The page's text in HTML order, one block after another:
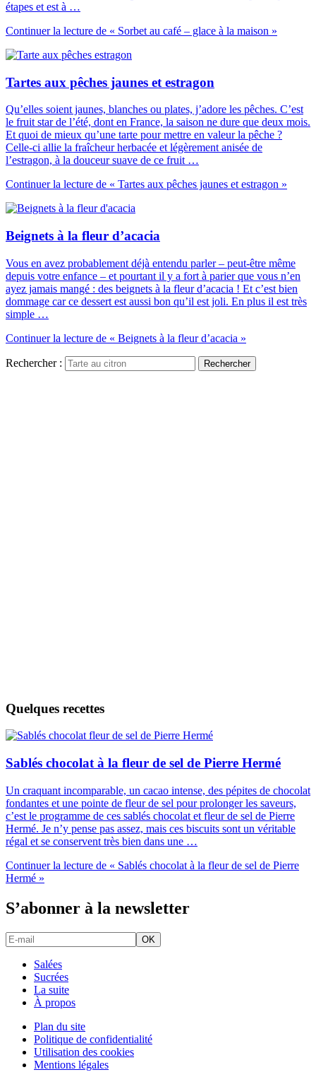
étapes et est à …
Continuer la lecture de « Sorbet au café – glace à la maison »
Tartes aux pêches jaunes et estragon
Qu’elles soient jaunes, blanches ou plates, j’adore les pêches. C’est
le fruit star de l’été, dont en France, la saison ne dure que deux mois.
Et quoi de mieux qu’une tarte pour mettre en valeur la pêche ?
Celle-ci allie la fraîcheur herbacée et légèrement anisée de
l’estragon, à la douceur suave de ce fruit …
Continuer la lecture de « Tartes aux pêches jaunes et estragon »
Beignets à la fleur d’acacia
Vous en avez probablement déjà entendu parler – peut-être même
depuis votre enfance – et pourtant il y a fort à parier que vous n’en
ayez jamais mangé : des beignets à la fleur d’acacia ! Et c’est bien
dommage car ce dessert est aussi bon qu’il est joli. En plus il est très
simple …
Continuer la lecture de « Beignets à la fleur d’acacia »
Rechercher :
Quelques recettes
Sablés chocolat à la fleur de sel de Pierre Hermé
Un craquant incomparable, un cacao intense, des pépites de chocolat
fondantes et une pointe de fleur de sel pour prolonger les saveurs,
c’est le programme de ces sablés chocolat et fleur de sel de Pierre
Hermé. Je n’y pense pas assez, mais ces biscuits sont un véritable
régal et se conservent très bien dans une …
Continuer la lecture de « Sablés chocolat à la fleur de sel de Pierre
Hermé »
S’abonner à la newsletter
Salées
Sucrées
La suite
À propos
Plan du site
Politique de confidentialité
Utilisation des cookies
Mentions légales